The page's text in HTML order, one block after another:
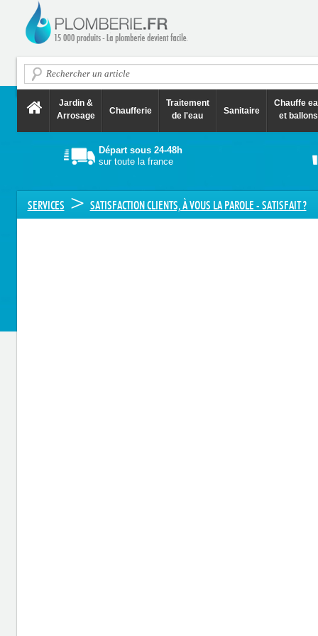
Jardin &
Arrosage
Chaufferie
Traitement
de l'eau
Sanitaire
Chauffe
et ballons
Départ sous 24-48h
sur toute la france
SERVICES > SATISFACTION CLIENTS, À VOUS LA PAROLE - SATISFAIT ?